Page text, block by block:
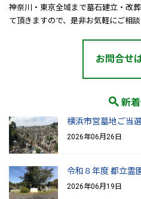
神奈川・東京全域まで墓石建立・改
て頂きますので、是非お気軽にご相談
お問合せ
新
横浜市営墓地ご当
2026年06月26日
令和８年度 都立霊
2026年06月19日